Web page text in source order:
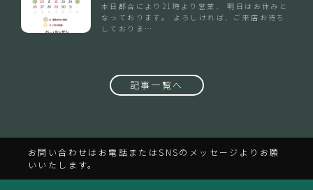
本日都合により21時より営業、 明日はお休みと
なっております。 よろしければ、ご来店お待ち
しておりま…
記事一覧へ
お問い合わせはお電話またはSNSのメッセージよりお願
いいたします。